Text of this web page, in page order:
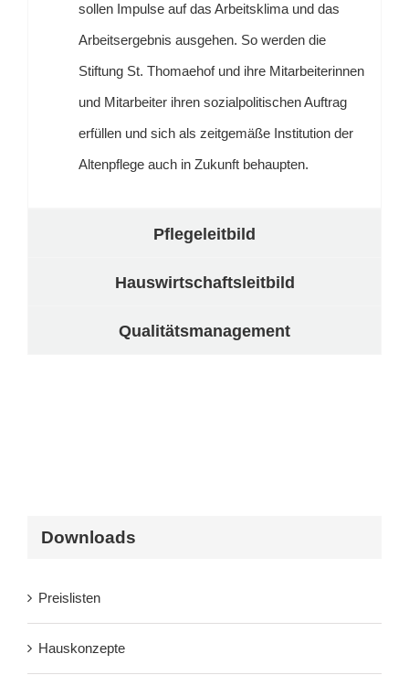
sollen Impulse auf das Arbeitsklima und das
Arbeitsergebnis ausgehen. So werden die
Stiftung St. Thomaehof und ihre Mitarbeiterinnen
und Mitarbeiter ihren sozialpolitischen Auftrag
erfüllen und sich als zeitgemäße Institution der
Altenpflege auch in Zukunft behaupten.
Pflegeleitbild
Hauswirtschaftsleitbild
Qualitätsmanagement
Downloads
Preislisten
Hauskonzepte